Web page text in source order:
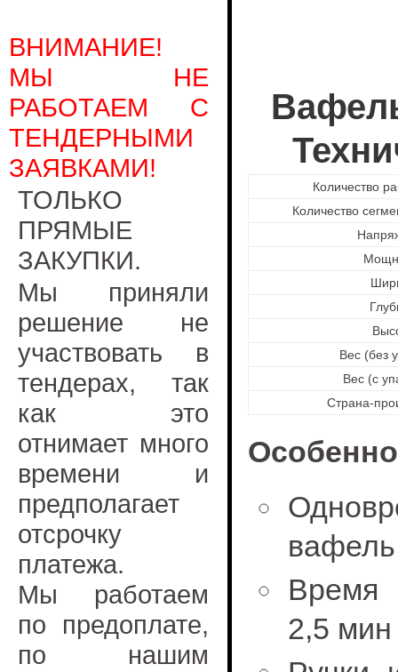
ВНИМАНИЕ!
МЫ НЕ
РАБОТАЕМ С
ТЕНДЕРНЫМИ
ЗАЯВКАМИ!
ТОЛЬКО
ПРЯМЫЕ
ЗАКУПКИ.
Мы приняли
решение не
участвовать в
тендерах, так
как это
отнимает много
времени и
предполагает
отсрочку
платежа.
Мы работаем
по предоплате,
по нашим
Количество
Количество
Вес (без
Вес (с
Страна-
вафель
Время
2,5 мин